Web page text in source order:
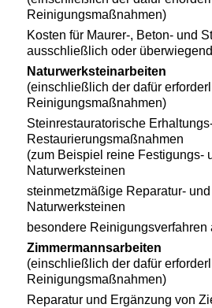
Reinigungsmaßnahmen)
Kosten für Maurer-, Beton- und
ausschließlich oder
Naturwerksteinarbeiten
(einschließlich der dafür
Reinigungsmaßnahmen)
Steinrestauratorische
Restaurierungsmaßnahmen
(zum Beispiel reine Festigungs-
Naturwerksteinen
steinmetzmäßige Reparatur-
Naturwerksteinen
besondere
Zimmermannsarbeiten
(einschließlich der dafür
Reinigungsmaßnahmen)
Reparatur und Ergänzung von